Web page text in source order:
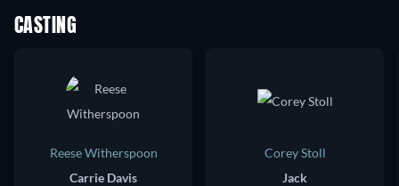
CASTING
Reese Witherspoon
Carrie Davis
Corey Stoll
Jack